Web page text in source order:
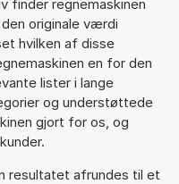
finder regnemaskinen
originale værdi
hvilken af disse
en for den
lister i lange
og understøttede
gjort for os, og
resultatet afrundes til et